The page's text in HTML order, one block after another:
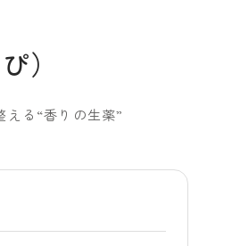
）
える“香りの生薬”